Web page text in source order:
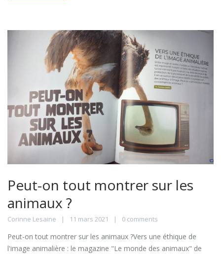
Peut-on tout montrer sur les
animaux ?
Corinne Lesaine 11 mars 2021 0 comments
Peut-on tout montrer sur les animaux ?Vers une éthique de
l'image animalière : le magazine "Le monde des animaux" de